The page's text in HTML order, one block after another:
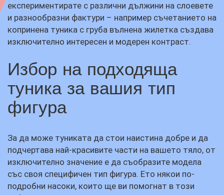
експериментирате с различни дължини на слоевете
и разнообразни фактури – например съчетанието на
копринена туника с груба вълнена жилетка създава
изключително интересен и модерен контраст.
Избор на подходяща
туника за вашия тип
фигура
За да може туниката да стои наистина добре и да
подчертава най-красивите части на вашето тяло, от
изключително значение е да съобразите модела
със своя специфичен тип фигура. Ето някои по-
подробни насоки, които ще ви помогнат в този